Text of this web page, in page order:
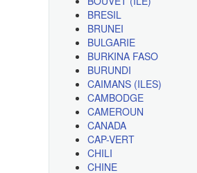
BRESIL
BRUNEI
BULGARIE
BURKINA FASO
BURUNDI
CAIMANS (ILES)
CAMBODGE
CAMEROUN
CANADA
CAP-VERT
CHILI
CHINE